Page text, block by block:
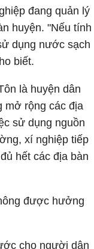
đang quản lý
huyện. "Nếu tính
dụng nước sạch
biết.
là huyện dân
mở rộng các địa
sử dụng nguồn
xí nghiệp tiếp
hết các địa bàn
được hưởng
cho người dân